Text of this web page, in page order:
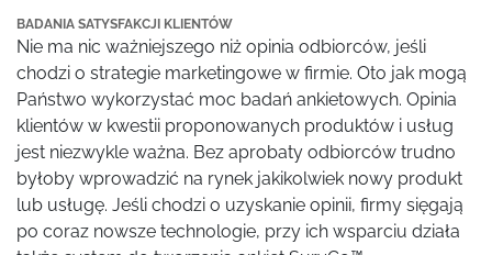
BADANIA SATYSFAKCJI KLIENTÓW
Nie ma nic ważniejszego niż opinia odbiorców, jeśli
chodzi o strategie marketingowe w firmie. Oto jak mogą
Państwo wykorzystać moc badań ankietowych. Opinia
klientów w kwestii proponowanych produktów i usług
jest niezwykle ważna. Bez aprobaty odbiorców trudno
byłoby wprowadzić na rynek jakikolwiek nowy produkt
lub usługę. Jeśli chodzi o uzyskanie opinii, firmy sięgają
po coraz nowsze technologie, przy ich wsparciu działa